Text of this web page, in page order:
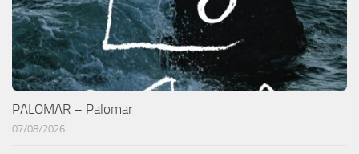
PALOMAR – Palomar
07/08/2026